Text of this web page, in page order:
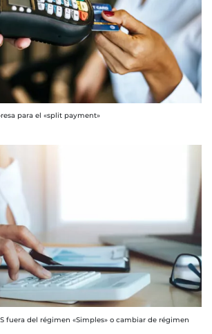
para el «split payment»
fuera del régimen «Simples» o cambiar de régimen